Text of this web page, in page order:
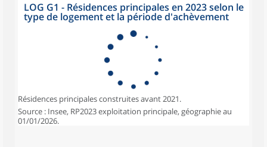
LOG G1 - Résidences principales en 2023 selon le
type de logement et la période d'achèvement
Résidences principales construites avant 2021.
Source : Insee, RP2023 exploitation principale, géographie au
01/01/2026.